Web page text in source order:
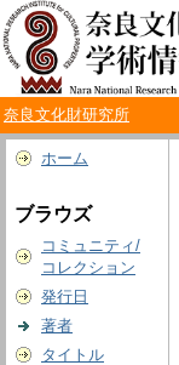
奈良文化財研究所
ホーム
ブラウズ
コミュニティ/
コレクション
発行日
著者
タイトル